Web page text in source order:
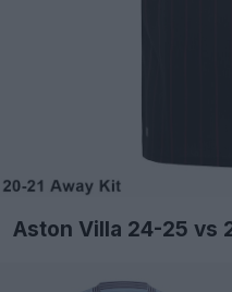
Aston Villa 24-25 vs